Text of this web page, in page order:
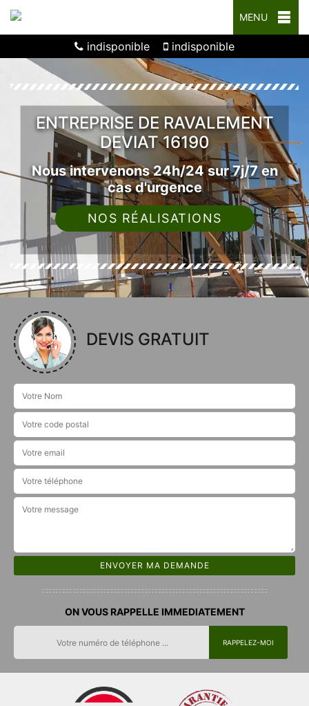
MENU
indisponible indisponible
ENTREPRISE DE RAVALEMENT
DEVIAT 16190
Nous intervenons 24h/24 sur 7j/7 en
cas d'urgence
NOS RÉALISATIONS
DEVIS GRATUIT
ON VOUS RAPPELLE IMMEDIATEMENT